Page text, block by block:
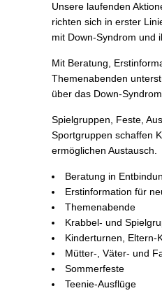
Unsere laufenden
richten sich in erster
mit Down-Syndrom und
Mit Beratung,
Themenabenden
über das Down-
Spielgruppen, Feste,
Sportgruppen schaffen
ermöglichen Austausch.
Beratung in
Erstinformation für
Themenabende
Krabbel- und
Kinderturnen, Eltern-
Mütter-, Väter- und
Sommerfeste
Teenie-Ausflüge